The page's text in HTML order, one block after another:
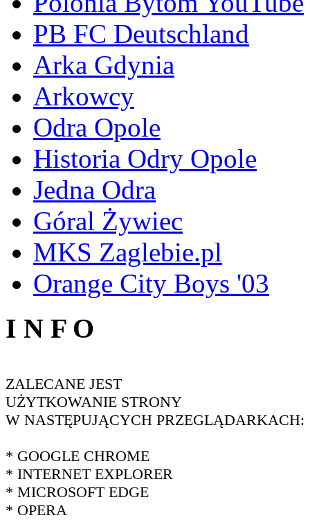
PB FC Deutschland
Arka Gdynia
Arkowcy
Odra Opole
Historia Odry Opole
Jedna Odra
Góral Żywiec
MKS Zaglebie.pl
Orange City Boys '03
I N F O
ZALECANE JEST
UŻYTKOWANIE STRONY
W NASTĘPUJĄCYCH PRZEGLĄDARKACH:
* GOOGLE CHROME
* INTERNET EXPLORER
* MICROSOFT EDGE
* OPERA